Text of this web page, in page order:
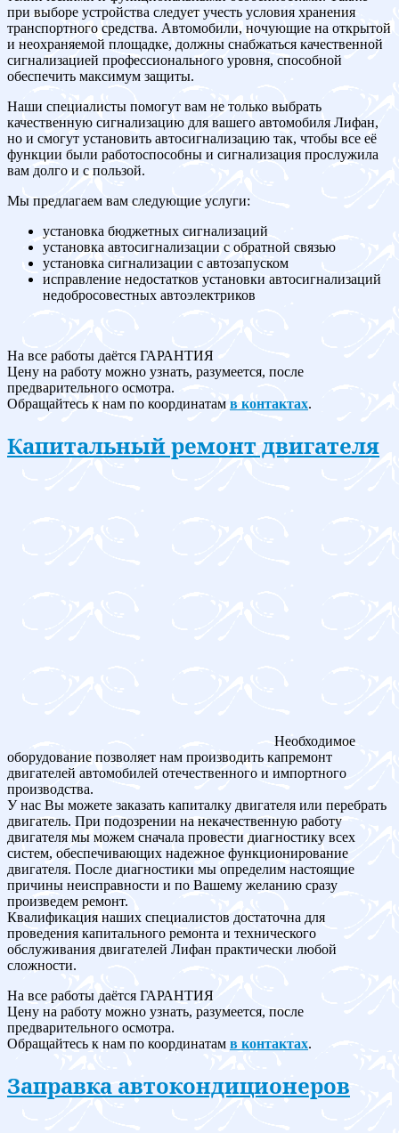
при выборе устройства следует учесть условия хранения
транспортного средства. Автомобили, ночующие на открытой
и неохраняемой площадке, должны снабжаться качественной
сигнализацией профессионального уровня, способной
обеспечить максимум защиты.
Наши специалисты помогут вам не только выбрать
качественную сигнализацию для вашего автомобиля Лифан,
но и смогут установить автосигнализацию так, чтобы все её
функции были работоспособны и сигнализация прослужила
вам долго и с пользой.
Мы предлагаем вам следующие услуги:
установка бюджетных сигнализаций
установка автосигнализации с обратной связью
установка сигнализации с автозапуском
исправление недостатков установки автосигнализаций
недобросовестных автоэлектриков
На все работы даётся ГАРАНТИЯ
Цену на работу можно узнать, разумеется, после
предварительного осмотра.
Обращайтесь к нам по координатам в контактах.
Капитальный ремонт двигателя
Необходимое
оборудование позволяет нам производить капремонт
двигателей автомобилей отечественного и импортного
производства.
У нас Вы можете заказать капиталку двигателя или перебрать
двигатель. При подозрении на некачественную работу
двигателя мы можем сначала провести диагностику всех
систем, обеспечивающих надежное функционирование
двигателя. После диагностики мы определим настоящие
причины неисправности и по Вашему желанию сразу
произведем ремонт.
Квалификация наших специалистов достаточна для
проведения капитального ремонта и технического
обслуживания двигателей Лифан практически любой
сложности.
На все работы даётся ГАРАНТИЯ
Цену на работу можно узнать, разумеется, после
предварительного осмотра.
Обращайтесь к нам по координатам в контактах.
Заправка автокондиционеров